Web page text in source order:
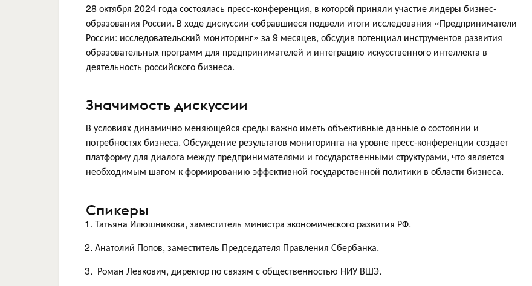
28 октября 2024 года состоялась пресс-конференция, в которой приняли участие лидеры бизнес-
образования России. В ходе дискуссии собравшиеся подвели итоги исследования «Предприниматели
России: исследовательский мониторинг» за 9 месяцев, обсудив потенциал инструментов развития
образовательных программ для предпринимателей и интеграцию искусственного интеллекта в
деятельность российского бизнеса.
Значимость дискуссии
В условиях динамично меняющейся среды важно иметь объективные данные о состоянии и
потребностях бизнеса. Обсуждение результатов мониторинга на уровне пресс-конференции создает
платформу для диалога между предпринимателями и государственными структурами, что является
необходимым шагом к формированию эффективной государственной политики в области бизнеса.
Спикеры
Татьяна Илюшникова, заместитель министра экономического развития РФ.
Анатолий Попов, заместитель Председателя Правления Сбербанка.
Роман Левкович, директор по связям с общественностью НИУ ВШЭ.